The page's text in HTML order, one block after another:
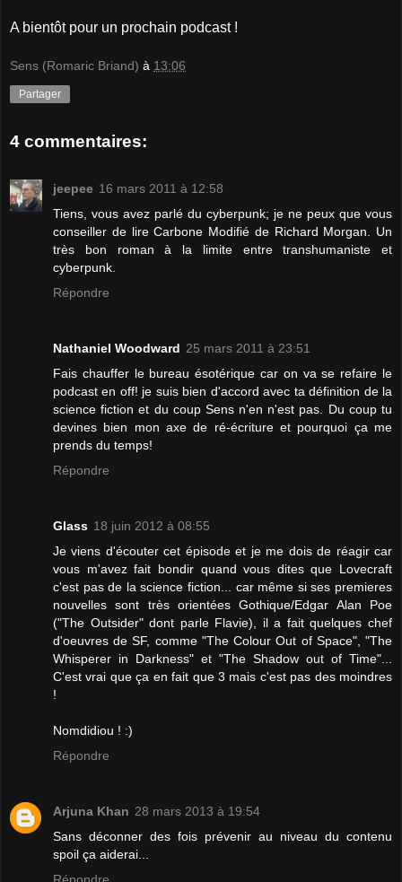
A bientôt pour un prochain podcast !
Sens (Romaric Briand) à 13:06
Partager
4 commentaires:
jeepee 16 mars 2011 à 12:58
Tiens, vous avez parlé du cyberpunk; je ne peux que vous
conseiller de lire Carbone Modifié de Richard Morgan. Un
très bon roman à la limite entre transhumaniste et
cyberpunk.
Répondre
Nathaniel Woodward 25 mars 2011 à 23:51
Fais chauffer le bureau ésotérique car on va se refaire le
podcast en off! je suis bien d'accord avec ta définition de la
science fiction et du coup Sens n'en n'est pas. Du coup tu
devines bien mon axe de ré-écriture et pourquoi ça me
prends du temps!
Répondre
Glass 18 juin 2012 à 08:55
Je viens d'écouter cet épisode et je me dois de réagir car
vous m'avez fait bondir quand vous dites que Lovecraft
c'est pas de la science fiction... car même si ses premieres
nouvelles sont très orientées Gothique/Edgar Alan Poe
("The Outsider" dont parle Flavie), il a fait quelques chef
d'oeuvres de SF, comme "The Colour Out of Space", "The
Whisperer in Darkness" et "The Shadow out of Time"...
C'est vrai que ça en fait que 3 mais c'est pas des moindres
!
Nomdidiou ! :)
Répondre
Arjuna Khan 28 mars 2013 à 19:54
Sans déconner des fois prévenir au niveau du contenu
spoil ça aiderai...
Répondre